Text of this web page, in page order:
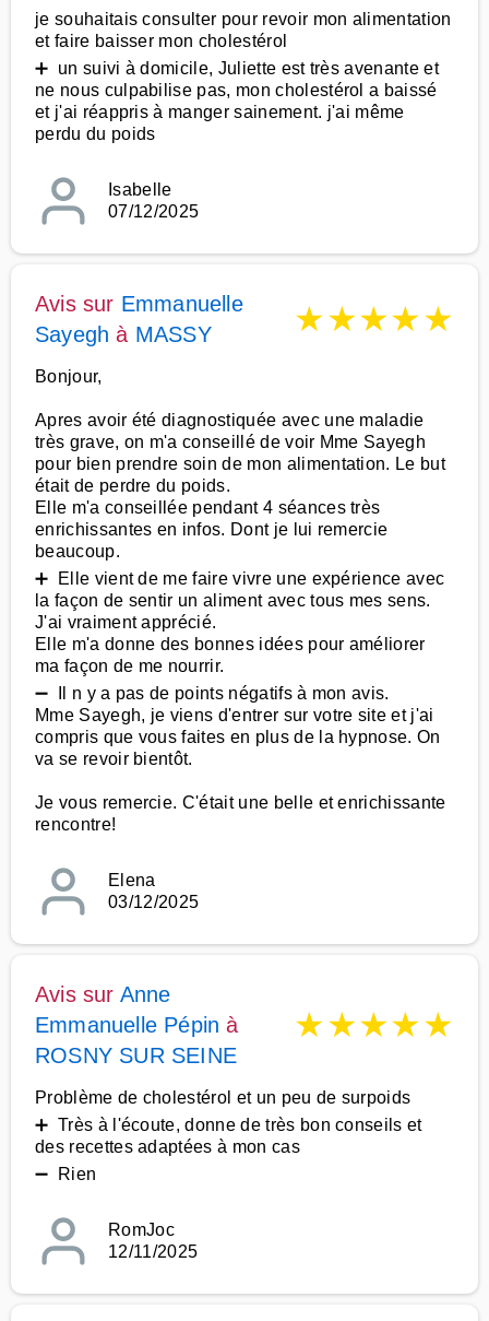
je souhaitais consulter pour revoir mon alimentation
et faire baisser mon cholestérol
➕ un suivi à domicile, Juliette est très avenante et
ne nous culpabilise pas, mon cholestérol a baissé
et j'ai réappris à manger sainement. j'ai même
perdu du poids
Isabelle
07/12/2025
Avis sur Emmanuelle
Sayegh à MASSY ★★★★★
Bonjour,
Apres avoir été diagnostiquée avec une maladie
très grave, on m'a conseillé de voir Mme Sayegh
pour bien prendre soin de mon alimentation. Le but
était de perdre du poids.
Elle m'a conseillée pendant 4 séances très
enrichissantes en infos. Dont je lui remercie
beaucoup.
➕ Elle vient de me faire vivre une expérience avec
la façon de sentir un aliment avec tous mes sens.
J'ai vraiment apprécié.
Elle m'a donne des bonnes idées pour améliorer
ma façon de me nourrir.
➖ Il n y a pas de points négatifs à mon avis.
Mme Sayegh, je viens d'entrer sur votre site et j'ai
compris que vous faites en plus de la hypnose. On
va se revoir bientôt.
Je vous remercie. C'était une belle et enrichissante
rencontre!
Elena
03/12/2025
Avis sur Anne
Emmanuelle Pépin à
ROSNY SUR SEINE
★★★★★
Problème de cholestérol et un peu de surpoids
➕ Très à l'écoute, donne de très bon conseils et
des recettes adaptées à mon cas
➖ Rien
RomJoc
12/11/2025